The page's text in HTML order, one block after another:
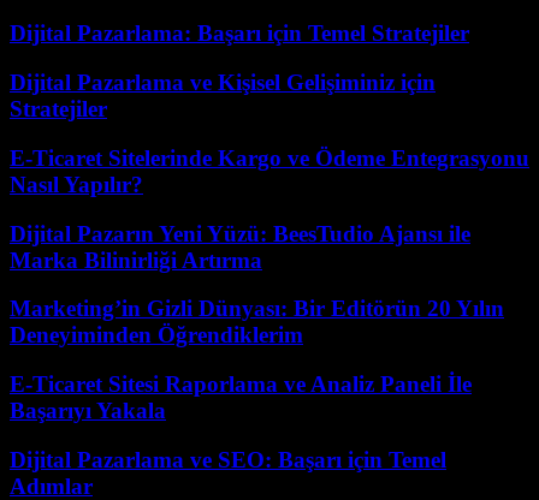
Dijital Pazarlama: Başarı için Temel Stratejiler
Dijital Pazarlama ve Kişisel Gelişiminiz için
Stratejiler
E-Ticaret Sitelerinde Kargo ve Ödeme Entegrasyonu
Nasıl Yapılır?
Dijital Pazarın Yeni Yüzü: BeesTudio Ajansı ile
Marka Bilinirliği Artırma
Marketing’in Gizli Dünyası: Bir Editörün 20 Yılın
Deneyiminden Öğrendiklerim
E-Ticaret Sitesi Raporlama ve Analiz Paneli İle
Başarıyı Yakala
Dijital Pazarlama ve SEO: Başarı için Temel
Adımlar